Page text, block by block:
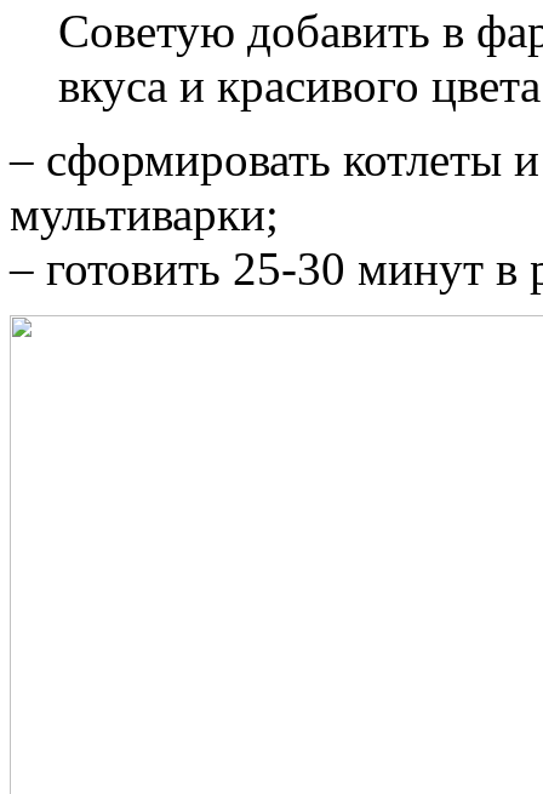
Советую добавить в
вкуса и красивого
– сформировать котлеты
мультиварки;
– готовить 25-30 минут